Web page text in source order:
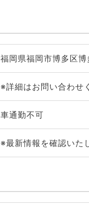
福岡県福岡市博多区
※詳細はお問い合わせ
車通勤不可
※最新情報を確認いた